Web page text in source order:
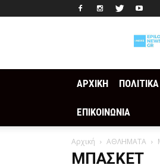
ΑΡΧΙΚΗ ΠΟΛΙΤΙΚΑ
ΕΠΙΚΟΙΝΩΝΙΑ
Αρχική ΑΘΛΗΜΑΤΑ
ΜΠΑΣΚΕΤ